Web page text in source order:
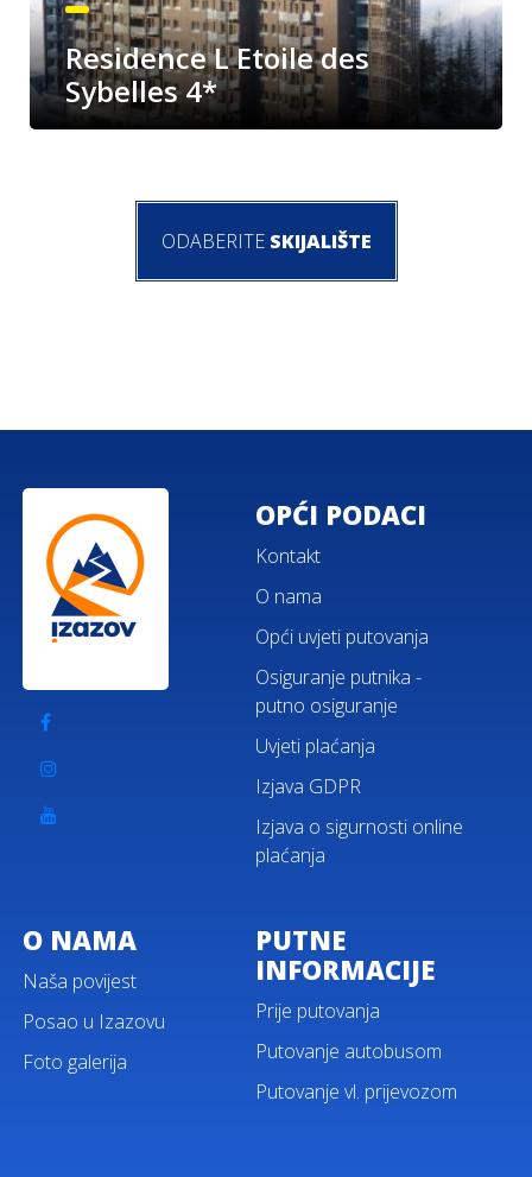
Residence L Etoile des
Sybelles 4*
ODABERITE SKIJALIŠTE
OPĆI PODACI
Kontakt
O nama
Opći uvjeti putovanja
Osiguranje putnika -
putno osiguranje
Uvjeti plaćanja
Izjava GDPR
Izjava o sigurnosti online
plaćanja
O NAMA
Naša povijest
Posao u Izazovu
Foto galerija
PUTNE
INFORMACIJE
Prije putovanja
Putovanje autobusom
Putovanje vl. prijevozom